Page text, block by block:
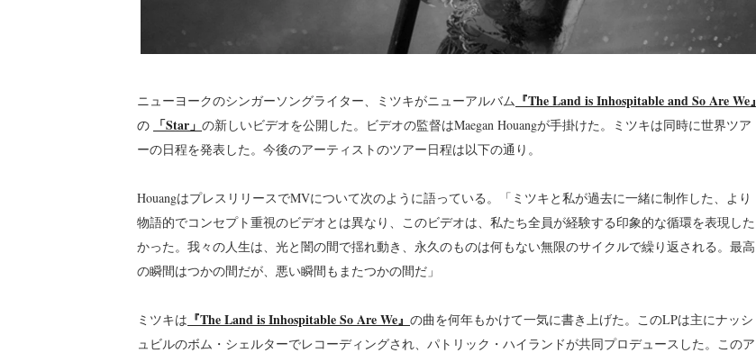
ニューヨークのシンガーソングライター、ミツキがニューアルバム 『The Land is Inhospitable and So Are We』
の 「Star」 の新しいビデオを公開した。ビデオの監督はMaegan Houangが手掛けた。ミツキは同時に世界ツア
ーの日程を発表した。今後のアーティストのツアー日程は以下の通り。
HouangはプレスリリースでMVについて次のように語っている。「ミツキと私が過去に一緒に制作した、より
物語的でコンセプト重視のビデオとは異なり、このビデオは、私たち全員が経験する印象的な循環を表現した
かった。我々の人生は、光と闇の間で揺れ動き、永久のものは何もない無限のサイクルで繰り返される。最高
の瞬間はつかの間だが、悪い瞬間もまたつかの間だ」
ミツキは 『The Land is Inhospitable So Are We』 の曲を何年もかけて一気に書き上げた。このLPは主にナッシ
ュビルのボム・シェルターでレコーディングされ、パトリック・ハイランドが共同プロデュースした。このア